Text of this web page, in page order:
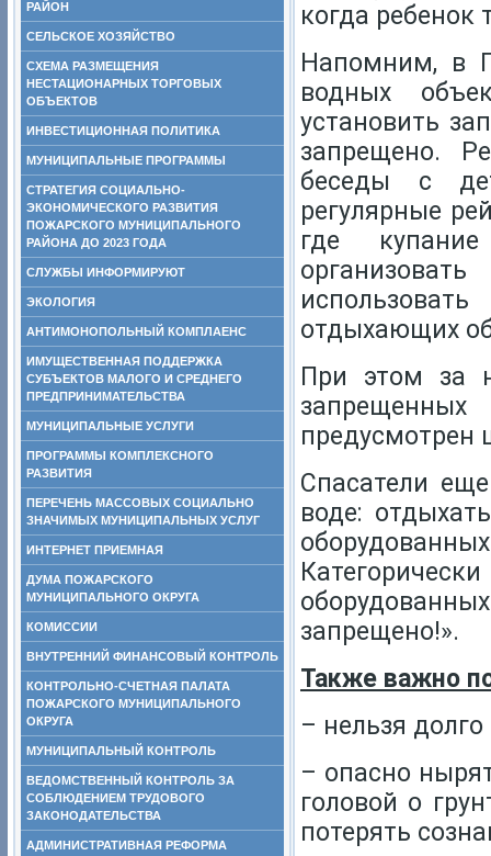
РАЙОН
СЕЛЬСКОЕ ХОЗЯЙСТВО
СХЕМА РАЗМЕЩЕНИЯ
НЕСТАЦИОНАРНЫХ ТОРГОВЫХ
ОБЪЕКТОВ
ИНВЕСТИЦИОННАЯ ПОЛИТИКА
МУНИЦИПАЛЬНЫЕ ПРОГРАММЫ
СТРАТЕГИЯ СОЦИАЛЬНО-
ЭКОНОМИЧЕСКОГО РАЗВИТИЯ
ПОЖАРСКОГО МУНИЦИПАЛЬНОГО
РАЙОНА ДО 2023 ГОДА
СЛУЖБЫ ИНФОРМИРУЮТ
ЭКОЛОГИЯ
АНТИМОНОПОЛЬНЫЙ КОМПЛАЕНС
ИМУЩЕСТВЕННАЯ ПОДДЕРЖКА
СУБЪЕКТОВ МАЛОГО И СРЕДНЕГО
ПРЕДПРИНИМАТЕЛЬСТВА
МУНИЦИПАЛЬНЫЕ УСЛУГИ
ПРОГРАММЫ КОМПЛЕКСНОГО
РАЗВИТИЯ
ПЕРЕЧЕНЬ МАССОВЫХ СОЦИАЛЬНО
ЗНАЧИМЫХ МУНИЦИПАЛЬНЫХ УСЛУГ
ИНТЕРНЕТ ПРИЕМНАЯ
ДУМА ПОЖАРСКОГО
МУНИЦИПАЛЬНОГО ОКРУГА
КОМИССИИ
ВНУТРЕННИЙ ФИНАНСОВЫЙ КОНТРОЛЬ
КОНТРОЛЬНО-СЧЕТНАЯ ПАЛАТА
ПОЖАРСКОГО МУНИЦИПАЛЬНОГО
ОКРУГА
МУНИЦИПАЛЬНЫЙ КОНТРОЛЬ
ВЕДОМСТВЕННЫЙ КОНТРОЛЬ ЗА
СОБЛЮДЕНИЕМ ТРУДОВОГО
ЗАКОНОДАТЕЛЬСТВА
АДМИНИСТРАТИВНАЯ РЕФОРМА
когда ребенок
Напомним, в
водных
установить
запрещено.
беседы с
регулярные
где
отдыхающих
При этом за
предусмотрен
Спасатели
воде:
запрещено!».
Также важно
– нельзя
– опасно
головой о
потерять